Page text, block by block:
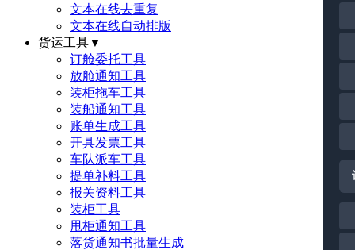
文本在线去重复
文本在线自动排版
货运工具▼
订舱委托工具
放舱通知工具
装柜拖车工具
装船通知工具
账单生成工具
开具发票工具
车队派车工具
提单补料工具
报关资料工具
装柜工具
甩柜通知工具
落货通知书批量生成